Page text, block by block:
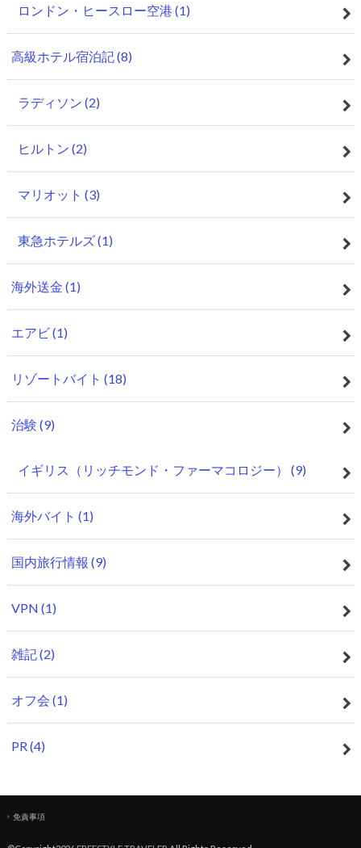
ロンドン・ヒースロー空港 (1)
高級ホテル宿泊記(8)
ラディソン (2)
ヒルトン (2)
マリオット (3)
東急ホテルズ(1)
海外送金 (1)
エアビ(1)
リゾートバイト (18)
治験 (9)
イギリス（リッチモンド・ファーマコロジー） (9)
海外バイト (1)
国内旅行情報 (9)
VPN (1)
雑記(2)
オフ会 (1)
PR(4)
免責事項